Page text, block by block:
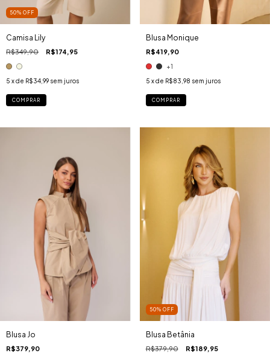
50% OFF
Camisa Lily
R$349,90 R$174,95
5 x de R$34,99 sem juros
COMPRAR
Blusa Monique
R$419,90
+1
5 x de R$83,98 sem juros
COMPRAR
Blusa Jo
R$379,90
50% OFF
Blusa Betânia
R$379,90 R$189,95